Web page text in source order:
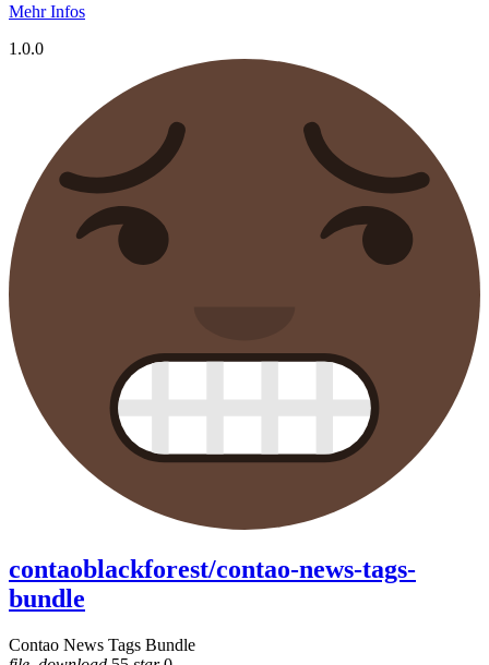
Mehr Infos
1.0.0
contaoblackforest/contao-news-tags-
bundle
Contao News Tags Bundle